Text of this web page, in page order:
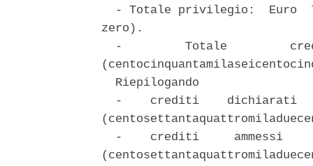
- Totale privilegio:  Euro
zero).
-         Totale
  Riepilogando
-    crediti    dichiarati
-    crediti     ammessi